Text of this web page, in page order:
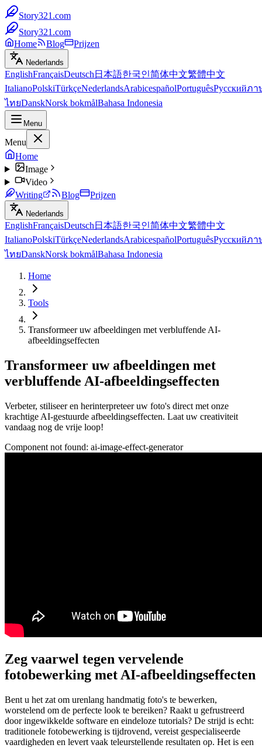
Story321.com
Story321.com
Home
Blog Prijzen
Nederlands
EnglishFrançaisDeutsch 日本語한국인简体中文繁體中文
ItalianoPolskiTürkçeNederlandsArabicespañolPortuguêsРусскийภา
ไทยDanskNorsk bokmålBahasa Indonesia
Menu
Menu
Home
Image
Video
Writing
Blog Prijzen
Nederlands
EnglishFrançaisDeutsch 日本語한국인简体中文繁體中文
ItalianoPolskiTürkçeNederlandsArabicespañolPortuguêsРусскийภา
ไทยDanskNorsk bokmålBahasa Indonesia
Home
Tools
Transformeer uw afbeeldingen met verbluffende AI-
afbeeldingseffecten
Transformeer uw afbeeldingen met
verbluffende AI-afbeeldingseffecten
Verbeter, stiliseer en herinterpreteer uw foto's direct met onze
krachtige AI-gestuurde afbeeldingseffecten. Laat uw creativiteit
vandaag nog de vrije loop!
Component not found: ai-image-effect-generator
Zeg vaarwel tegen vervelende
fotobewerking met AI-afbeeldingseffecten
Bent u het zat om urenlang handmatig foto's te bewerken,
worstelend om de perfecte look te bereiken? Raakt u gefrustreerd
door ingewikkelde software en eindeloze tutorials? De strijd is echt:
traditionele fotobewerking is tijdrovend, vereist gespecialiseerde
vaardigheden en levert vaak teleurstellende resultaten op. Het is een